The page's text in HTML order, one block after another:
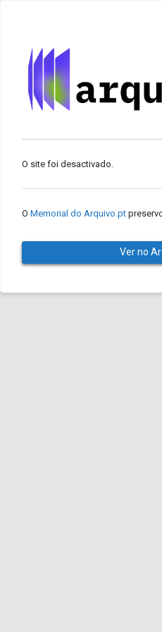
O site foi desactivado.
O Memorial do Arquivo.pt
Ver no